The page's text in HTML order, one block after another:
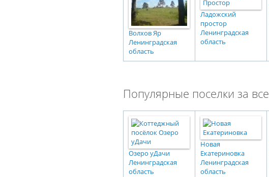
Волхов Яр
Ленинградская
область
Ладожский
простор
Ленинградская
область
Популярные поселки за
Озеро уДачи
Ленинградская
область
Новая
Екатериновка
Ленинградская
область